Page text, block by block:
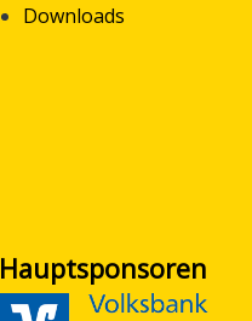
Downloads
Hauptsponsoren